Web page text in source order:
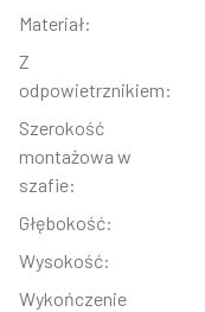
Materiał:
Z
odpowietrznikiem:
Szerokość
montażowa w
szafie:
Głębokość:
Wysokość:
Wykończenie